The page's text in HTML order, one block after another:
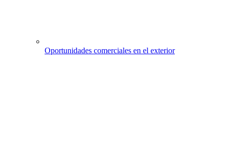
Oportunidades comerciales en el exterior